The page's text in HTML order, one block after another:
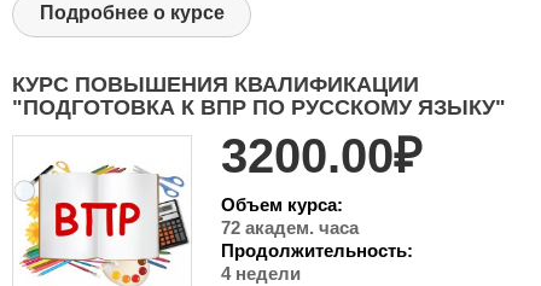
Подробнее о курсе
КУРС ПОВЫШЕНИЯ КВАЛИФИКАЦИИ
"ПОДГОТОВКА К ВПР ПО РУССКОМУ ЯЗЫКУ"
3200.00₽
Объем курса:
72 академ. часа
Продолжительность:
4 недели